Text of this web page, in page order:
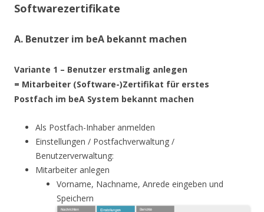
Softwarezertifikate
A. Benutzer im beA bekannt machen
Variante 1 – Benutzer erstmalig anlegen
= Mitarbeiter (Software-)Zertifikat für erstes
Postfach im beA System bekannt machen
Als Postfach-Inhaber anmelden
Einstellungen / Postfachverwaltung /
Benutzerverwaltung:
Mitarbeiter anlegen
Vorname, Nachname, Anrede eingeben und
Speichern